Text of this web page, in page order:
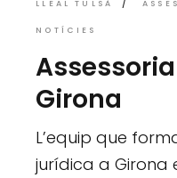
LLEAL TULSÀ
NOTÍCIES
Girona
L’equip que
jurídica a Girona